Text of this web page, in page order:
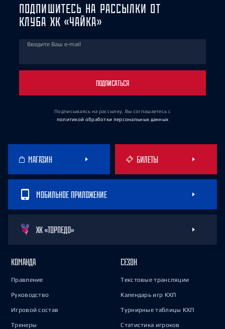
ПОДПИШИТЕСЬ НА РАССЫЛКИ ОТ
КЛУБА ХК «ЧАЙКА»
Введите Ваш e-mail
ПОДПИСАТЬСЯ
Подписываясь на рассылку, Вы соглашаетесь с
политикой обработки персональных данных
МАГАЗИН БИЛЕТЫ
МОБИЛЬНОЕ ПРИЛОЖЕНИЕ
ХК «ТОРПЕДО»
КОМАНДА
Правление
Руководство
Игровой состав
Тренеры
СЕЗОН
Текстовые трансляции
Календарь игр КХЛ
Турнирные таблицы КХЛ
Статистика игроков